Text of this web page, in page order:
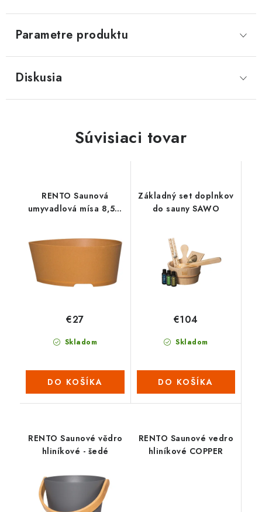
Parametre produktu
Diskusia
Súvisiaci tovar
RENTO Saunová
umyvadlová mísa 8,5 L
Skladom
€27
DO KOŠÍKA
Základný set doplnkov
do sauny SAWO
Skladom
€104
DO KOŠÍKA
RENTO Saunové vědro
hliníkové - šedé
RENTO Saunové vedro
hliníkové COPPER